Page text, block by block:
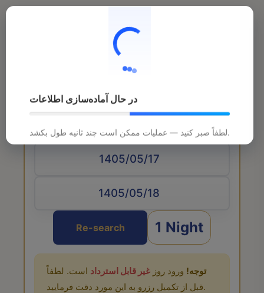
Arrival date
Re-search 1 Night
توجه! ورود روز غیر قابل استرداد است. لطفاً
قبل از تکمیل رزرو به این مورد دقت فرمایید.
در حال آماده‌سازی اطلاعات
لطفاً صبر کنید — عملیات ممکن است چند ثانیه طول بکشد.